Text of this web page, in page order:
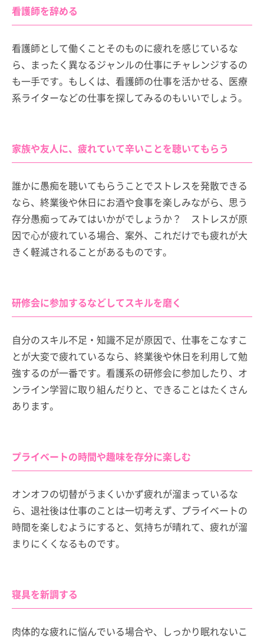
看護師を辞める
看護師として働くことそのものに疲れを感じているな
ら、まったく異なるジャンルの仕事にチャレンジするの
も一手です。もしくは、看護師の仕事を活かせる、医療
系ライターなどの仕事を探してみるのもいいでしょう。
家族や友人に、疲れていて辛いことを聴いてもらう
誰かに愚痴を聴いてもらうことでストレスを発散できる
なら、終業後や休日にお酒や食事を楽しみながら、思う
存分愚痴ってみてはいかがでしょうか？ ストレスが原
因で心が疲れている場合、案外、これだけでも疲れが大
きく軽減されることがあるものです。
研修会に参加するなどしてスキルを磨く
自分のスキル不足・知識不足が原因で、仕事をこなすこ
とが大変で疲れているなら、終業後や休日を利用して勉
強するのが一番です。看護系の研修会に参加したり、オ
ンライン学習に取り組んだりと、できることはたくさん
あります。
プライベートの時間や趣味を存分に楽しむ
オンオフの切替がうまくいかず疲れが溜まっているな
ら、退社後は仕事のことは一切考えず、プライベートの
時間を楽しむようにすると、気持ちが晴れて、疲れが溜
まりにくくなるものです。
寝具を新調する
肉体的な疲れに悩んでいる場合や、しっかり眠れないこ